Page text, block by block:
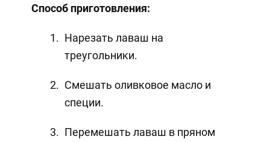
Способ приготовления:
Нарезать лаваш на
треугольники.
Смешать оливковое масло и
специи.
Перемешать лаваш в пряном